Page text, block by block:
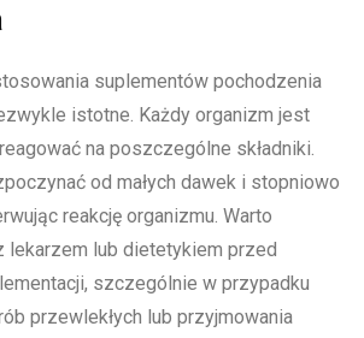
suplementów pochodzenia
istotne. Każdy organizm jest
na poszczególne składniki.
od małych dawek i stopniowo
reakcję organizmu. Warto
lekarzem lub dietetykiem przed
szczególnie w przypadku
przewlekłych lub przyjmowania